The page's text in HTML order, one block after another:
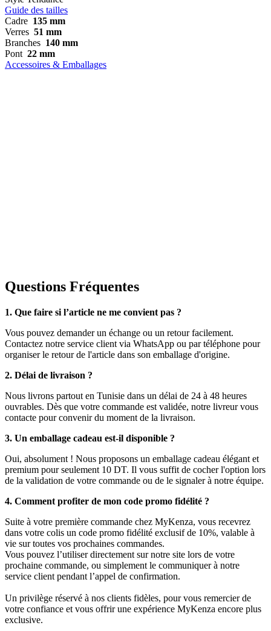
Guide des tailles
Cadre 135 mm
Verres 51 mm
Branches 140 mm
Pont 22 mm
Accessoires & Emballages
Questions Fréquentes
1. Que faire si l’article ne me convient pas ?
Vous pouvez demander un échange ou un retour facilement.
Contactez notre service client via WhatsApp ou par téléphone pour
organiser le retour de l'article dans son emballage d'origine.
2. Délai de livraison ?
Nous livrons partout en Tunisie dans un délai de 24 à 48 heures
ouvrables. Dès que votre commande est validée, notre livreur vous
contacte pour convenir du moment de la livraison.
3. Un emballage cadeau est-il disponible ?
Oui, absolument ! Nous proposons un emballage cadeau élégant et
premium pour seulement 10 DT. Il vous suffit de cocher l'option lors
de la validation de votre commande ou de le signaler à notre équipe.
4. Comment profiter de mon code promo fidélité ?
Suite à votre première commande chez MyKenza, vous recevrez
dans votre colis un code promo fidélité exclusif de 10%, valable à
vie sur toutes vos prochaines commandes.
Vous pouvez l’utiliser directement sur notre site lors de votre
prochaine commande, ou simplement le communiquer à notre
service client pendant l’appel de confirmation.
Un privilège réservé à nos clients fidèles, pour vous remercier de
votre confiance et vous offrir une expérience MyKenza encore plus
exclusive.